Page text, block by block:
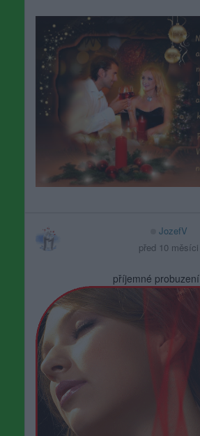
JozefV
před 10 měsíci
příjemné probuzení